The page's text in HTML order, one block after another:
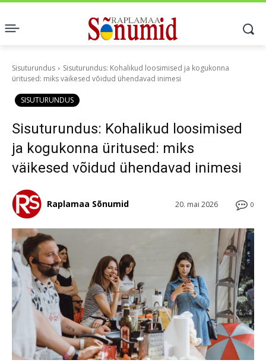
Sisuturundus
Sisuturundus: Kohalikud loosimised ja kogukonna
üritused: miks väikesed võidud ühendavad inimesi
SISUTURUNDUS
Sisuturundus: Kohalikud loosimised
ja kogukonna üritused: miks
väikesed võidud ühendavad inimesi
0
20. mai 2026
Raplamaa Sõnumid